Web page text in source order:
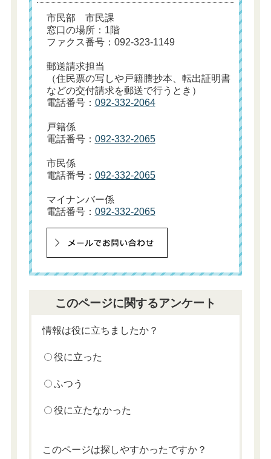
市民部 市民課
窓口の場所：1階
ファクス番号：092-323-1149
郵送請求担当
（住民票の写しや戸籍謄抄本、転出証明書
などの交付請求を郵送で行うとき）
電話番号： 092-332-2064
戸籍係
電話番号： 092-332-2065
市民係
電話番号： 092-332-2065
マイナンバー係
電話番号： 092-332-2065
このページに関するアンケート
情報は役に立ちましたか？
役に立った
ふつう
役に立たなかった
このページは探しやすかったですか？